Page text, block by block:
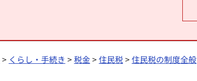
> くらし・手続き >税金>住民税>住民税の制度全般